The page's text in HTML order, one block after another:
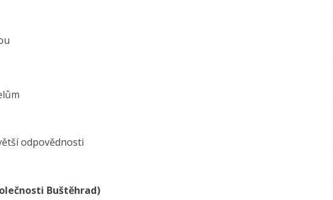
odpovědnosti
Buštěhrad)